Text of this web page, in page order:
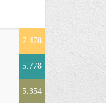
7.478
5.778
5.354